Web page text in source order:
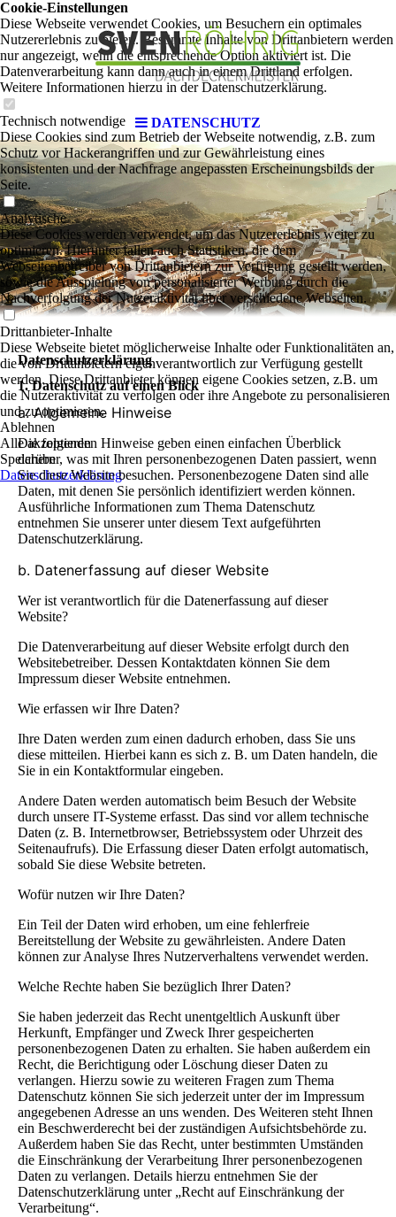
DATENSCHUTZ
Datenschutzerklärung
1. Datenschutz auf einen Blick
a. Allgemeine Hinweise
Die folgenden Hinweise geben einen einfachen Überblick
darüber, was mit Ihren personenbezogenen Daten passiert, wenn
Sie diese Website besuchen. Personenbezogene Daten sind alle
Daten, mit denen Sie persönlich identifiziert werden können.
Ausführliche Informationen zum Thema Datenschutz
entnehmen Sie unserer unter diesem Text aufgeführten
Datenschutzerklärung.
b. Datenerfassung auf dieser Website
Wer ist verantwortlich für die Datenerfassung auf dieser
Website?
Die Datenverarbeitung auf dieser Website erfolgt durch den
Websitebetreiber. Dessen Kontaktdaten können Sie dem
Impressum dieser Website entnehmen.
Wie erfassen wir Ihre Daten?
Ihre Daten werden zum einen dadurch erhoben, dass Sie uns
diese mitteilen. Hierbei kann es sich z. B. um Daten handeln, die
Sie in ein Kontaktformular eingeben.
Andere Daten werden automatisch beim Besuch der Website
durch unsere IT-Systeme erfasst. Das sind vor allem technische
Daten (z. B. Internetbrowser, Betriebssystem oder Uhrzeit des
Seitenaufrufs). Die Erfassung dieser Daten erfolgt automatisch,
sobald Sie diese Website betreten.
Wofür nutzen wir Ihre Daten?
Ein Teil der Daten wird erhoben, um eine fehlerfreie
Bereitstellung der Website zu gewährleisten. Andere Daten
können zur Analyse Ihres Nutzerverhaltens verwendet werden.
Welche Rechte haben Sie bezüglich Ihrer Daten?
Sie haben jederzeit das Recht unentgeltlich Auskunft über
Herkunft, Empfänger und Zweck Ihrer gespeicherten
personenbezogenen Daten zu erhalten. Sie haben außerdem ein
Recht, die Berichtigung oder Löschung dieser Daten zu
verlangen. Hierzu sowie zu weiteren Fragen zum Thema
Datenschutz können Sie sich jederzeit unter der im Impressum
angegebenen Adresse an uns wenden. Des Weiteren steht Ihnen
ein Beschwerderecht bei der zuständigen Aufsichtsbehörde zu.
Außerdem haben Sie das Recht, unter bestimmten Umständen
die Einschränkung der Verarbeitung Ihrer personenbezogenen
Daten zu verlangen. Details hierzu entnehmen Sie der
Datenschutzerklärung unter „Recht auf Einschränkung der
Verarbeitung“.
Cookie-Einstellungen
Diese Webseite verwendet Cookies, um Besuchern ein optimales
Nutzererlebnis zu bieten. Bestimmte Inhalte von Drittanbietern werden
nur angezeigt, wenn die entsprechende Option aktiviert ist. Die
Datenverarbeitung kann dann auch in einem Drittland erfolgen.
Weitere Informationen hierzu in der Datenschutzerklärung.
Technisch notwendige
Diese Cookies sind zum Betrieb der Webseite notwendig, z.B. zum
Schutz vor Hackerangriffen und zur Gewährleistung eines
konsistenten und der Nachfrage angepassten Erscheinungsbilds der
Seite.
Analytische
Diese Cookies werden verwendet, um das Nutzererlebnis weiter zu
optimieren. Hierunter fallen auch Statistiken, die dem
Webseitenbetreiber von Drittanbietern zur Verfügung gestellt werden,
sowie die Ausspielung von personalisierter Werbung durch die
Nachverfolgung der Nutzeraktivität über verschiedene Webseiten.
Drittanbieter-Inhalte
Diese Webseite bietet möglicherweise Inhalte oder Funktionalitäten an,
die von Drittanbietern eigenverantwortlich zur Verfügung gestellt
werden. Diese Drittanbieter können eigene Cookies setzen, z.B. um
die Nutzeraktivität zu verfolgen oder ihre Angebote zu personalisieren
und zu optimieren.
Ablehnen
Alle akzeptieren
Speichern
Datenschutzerklärung